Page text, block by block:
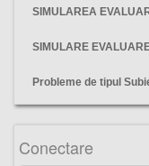
SIMULAREA
SIMULARE
Probleme de tipul
Conectare